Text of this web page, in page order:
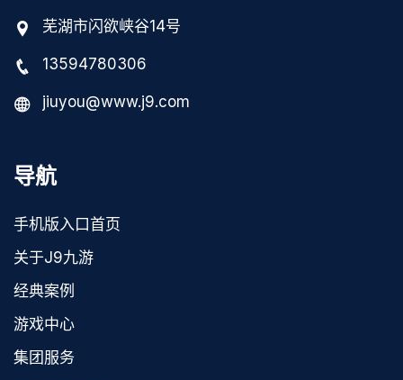
芜湖市闪欲峡谷14号
13594780306
jiuyou@www.j9.com
导航
手机版入口首页
关于J9九游
经典案例
游戏中心
集团服务